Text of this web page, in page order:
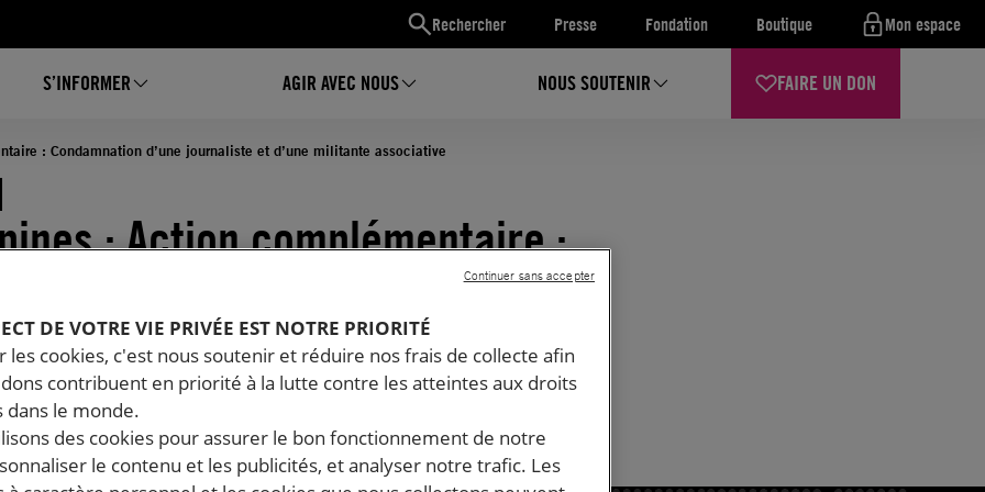
Rechercher Presse Fondation Boutique Mon espace
S’INFORMER AGIR AVEC NOUS NOUS SOUTENIR FAIRE UN DON
: Condamnation d’une journaliste et d’une militante associative
: Action complémentaire :
d’une journaliste et
militante associative
Temps de lecture estimé : 1 minute
DE VOTRE VIE PRIVÉE EST NOTRE PRIORITÉ
les cookies, c'est nous soutenir et réduire nos frais de collecte afin
contribuent en priorité à la lutte contre les atteintes aux droits
dans le monde.
des cookies pour assurer le bon fonctionnement de notre
le contenu et les publicités, et analyser notre trafic. Les
Continuer sans accepter